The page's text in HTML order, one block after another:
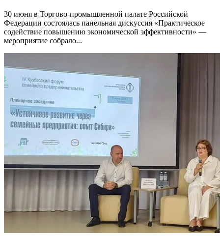
30 июня в Торгово-промышленной палате Российской
Федерации состоялась панельная дискуссия «Практическое
содействие повышению экономической эффективности» —
мероприятие собрало...